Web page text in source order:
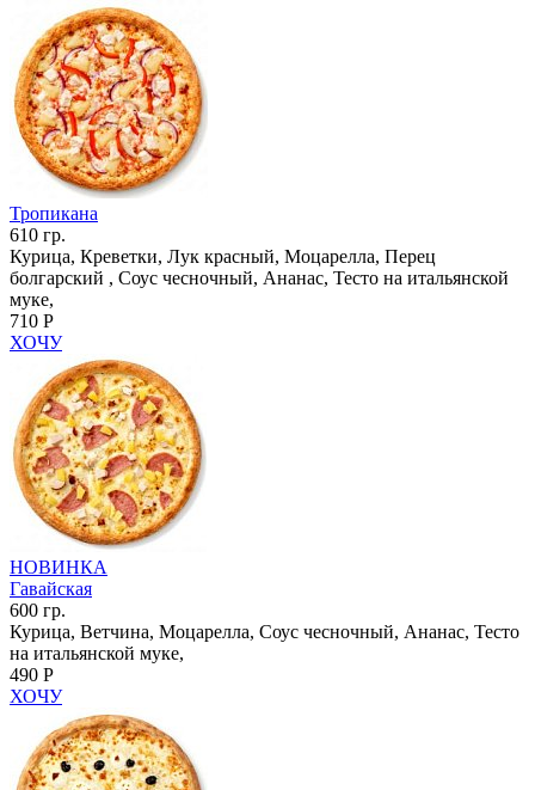
Тропикана
610 гр.
Курица, Креветки, Лук красный, Моцарелла, Перец
болгарский , Соус чесночный, Ананас, Тесто на итальянской
муке,
710 Р
ХОЧУ
НОВИНКА
Гавайская
600 гр.
Курица, Ветчина, Моцарелла, Соус чесночный, Ананас, Тесто
на итальянской муке,
490 Р
ХОЧУ